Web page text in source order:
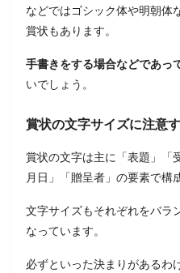
などではゴシック体や明朝体
賞状もあります。
手書きをする場合などであっ
いでしょう。
賞状の文字サイズに注意
賞状の文字は主に「表題」「
月日」「贈呈者」の要素で構
文字サイズもそれぞれをバラ
なっています。
必ずといった決まりがあるわ